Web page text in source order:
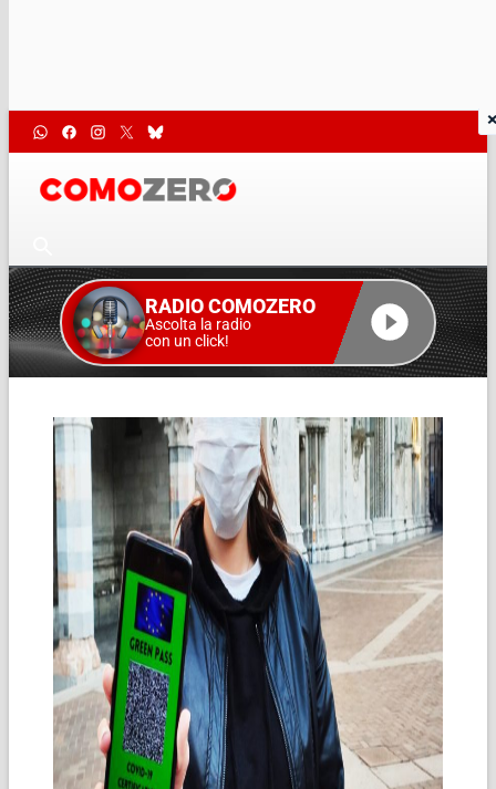
RADIO COMOZERO
Ascolta la radio
con un click!